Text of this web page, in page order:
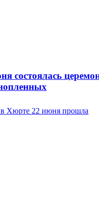
состоялась